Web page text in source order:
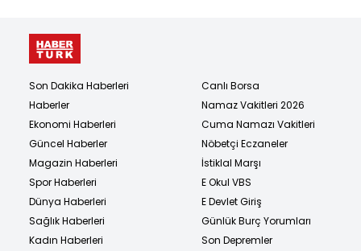
Son Dakika Haberleri
Haberler
Ekonomi Haberleri
Güncel Haberler
Magazin Haberleri
Spor Haberleri
Dünya Haberleri
Sağlık Haberleri
Kadın Haberleri
Canlı Borsa
Namaz Vakitleri 2026
Cuma Namazı Vakitleri
Nöbetçi Eczaneler
İstiklal Marşı
E Okul VBS
E Devlet Giriş
Günlük Burç Yorumları
Son Depremler